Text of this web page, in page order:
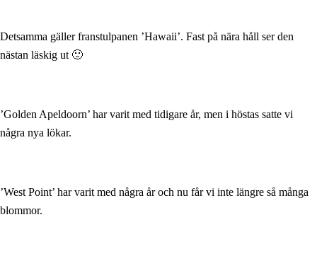
Detsamma gäller franstulpanen ’Hawaii’. Fast på nära håll ser den
nästan läskig ut 🙂
’Golden Apeldoorn’ har varit med tidigare år, men i höstas satte vi
några nya lökar.
’West Point’ har varit med några år och nu får vi inte längre så många
blommor.